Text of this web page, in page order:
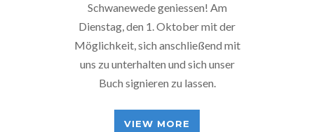
Schwanewede geniessen! Am
Dienstag, den 1. Oktober mit der
Möglichkeit, sich anschließend mit
uns zu unterhalten und sich unser
Buch signieren zu lassen.
VIEW MORE